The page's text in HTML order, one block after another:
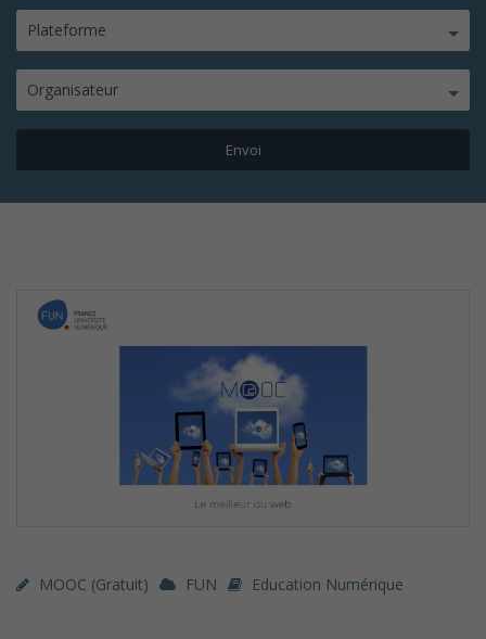
Plateforme
Organisateur
MOOC (gratuit) FUN Education Numérique